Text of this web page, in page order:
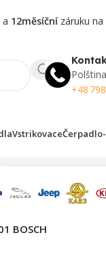
12měsíčnízáruku na
+48
Vstrikovace
BOSCH